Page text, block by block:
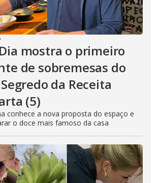
mostra o primeiro
de sobremesas do
da Receita
(5)
conhece a nova proposta do espaço e
o doce mais famoso da casa